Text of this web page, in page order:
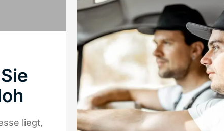
liegt,